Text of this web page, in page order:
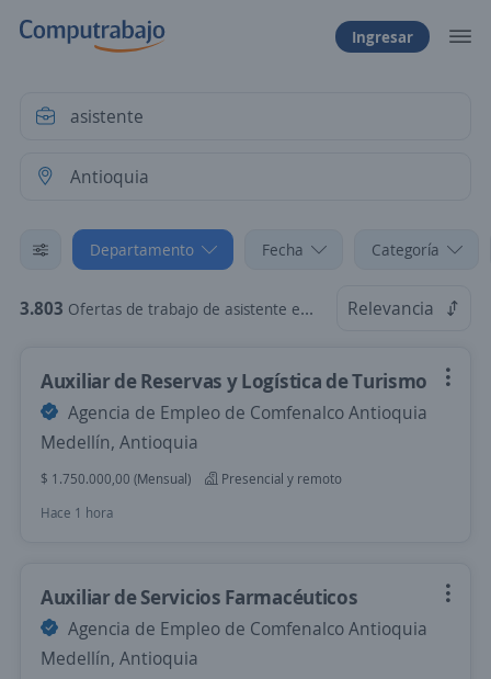
Ingresar
Departamento Fecha Categoría
3.803 Ofertas de trabajo de asistente en Antioquia Relevancia
Auxiliar de Reservas y Logística de Turismo
Agencia de Empleo de Comfenalco Antioquia
Medellín, Antioquia
$ 1.750.000,00 (Mensual)
Presencial y remoto
Hace 1 hora
Auxiliar de Servicios Farmacéuticos
Agencia de Empleo de Comfenalco Antioquia
Medellín, Antioquia